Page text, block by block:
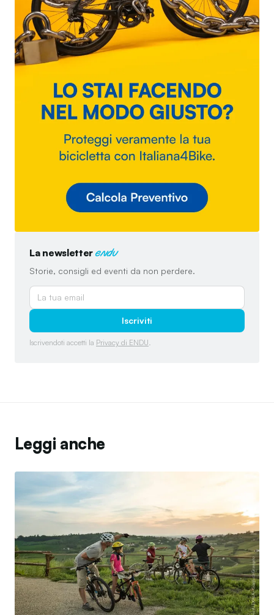
La newsletter endu
Storie, consigli ed eventi da non perdere.
Iscriviti
Iscrivendoti accetti la Privacy di ENDU
Leggi anche